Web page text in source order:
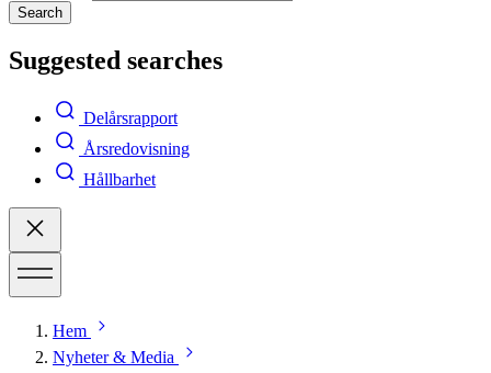
Search
Suggested searches
Delårsrapport
Årsredovisning
Hållbarhet
Hem
Nyheter & Media